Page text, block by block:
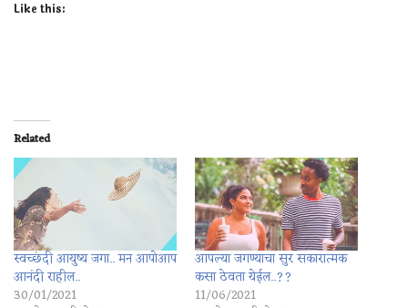
Like this:
Related
स्वच्छंदी आयुष्य जगा.. मन आपोआप
आनंदी राहील..
30/01/2021
आपल्या जगण्याचा सुर सकारात्मक
कसा ठेवता येईल..??
11/06/2021